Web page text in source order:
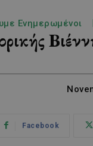
Ενημερωμένοι
Facebook